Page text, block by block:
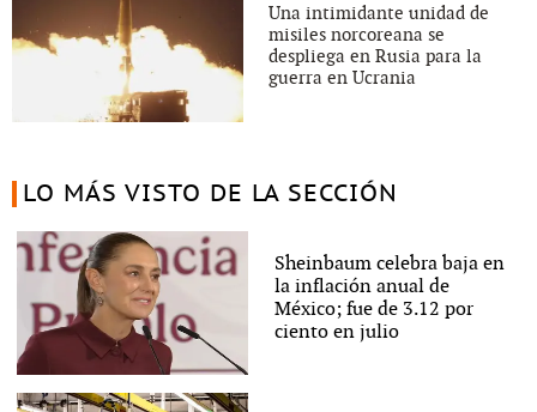
Una intimidante unidad de
misiles norcoreana se
despliega en Rusia para la
guerra en Ucrania
LO MÁS VISTO DE LA SECCIÓN
Sheinbaum celebra baja en
la inflación anual de
México; fue de 3.12 por
ciento en julio